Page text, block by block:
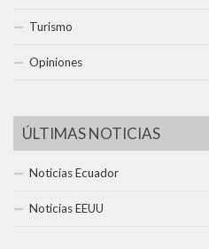
Turismo
Opiniones
ÚLTIMAS NOTICIAS
Noticias Ecuador
Noticias EEUU